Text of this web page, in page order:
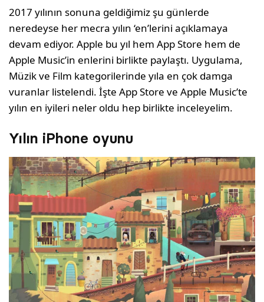
2017 yılının sonuna geldiğimiz şu günlerde
neredeyse her mecra yılın ‘en’lerini açıklamaya
devam ediyor. Apple bu yıl hem App Store hem de
Apple Music’in enlerini birlikte paylaştı. Uygulama,
Müzik ve Film kategorilerinde yıla en çok damga
vuranlar listelendi. İşte App Store ve Apple Music’te
yılın en iyileri neler oldu hep birlikte inceleyelim.
Yılın iPhone oyunu